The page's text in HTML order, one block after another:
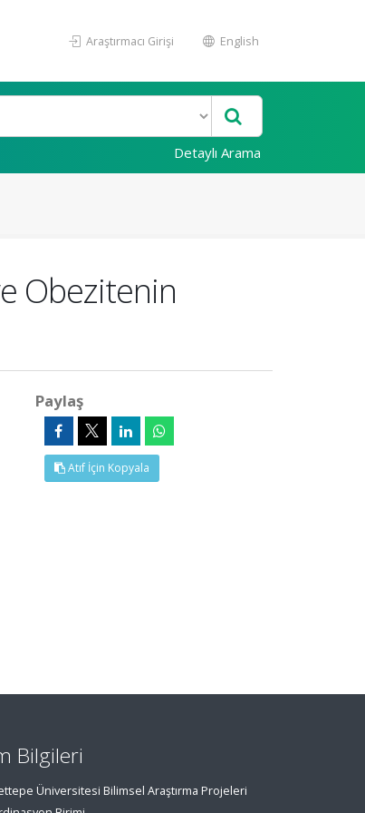
Araştırmacı Girişi English
Detaylı Arama
Obezitenin
Paylaş
Atıf İçin Kopyala
Bilgileri
Üniversitesi Bilimsel Araştırma Projeleri